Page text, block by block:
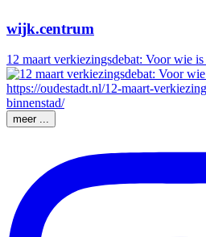
wijk.centrum
12 maart verkiezingsdebat: Voor wie
meer ...